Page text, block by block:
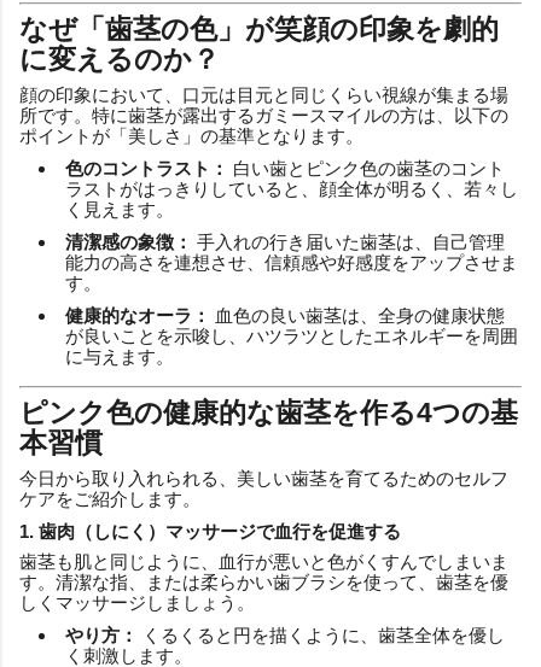
なぜ「歯茎の色」が笑顔の印象を劇的
に変えるのか？
顔の印象において、口元は目元と同じくらい視線が集まる場
所です。特に歯茎が露出するガミースマイルの方は、以下の
ポイントが「美しさ」の基準となります。
色のコントラスト：
白い歯とピンク色の歯茎のコント
ラストがはっきりしていると、顔全体が明るく、若々し
く見えます。
清潔感の象徴： 手入れの行き届いた歯茎は、自己管理
能力の高さを連想させ、信頼感や好感度をアップさせま
す。
健康的なオーラ：
血色の良い歯茎は、全身の健康状態
が良いことを示唆し、ハツラツとしたエネルギーを周囲
に与えます。
ピンク色の健康的な歯茎を作る4つの基
本習慣
今日から取り入れられる、美しい歯茎を育てるためのセルフ
ケアをご紹介します。
1. 歯肉（しにく）マッサージで血行を促進する
歯茎も肌と同じように、血行が悪いと色がくすんでしまいま
す。清潔な指、または柔らかい歯ブラシを使って、歯茎を優
しくマッサージしましょう。
やり方：
くるくると円を描くように、歯茎全体を優し
く刺激します。